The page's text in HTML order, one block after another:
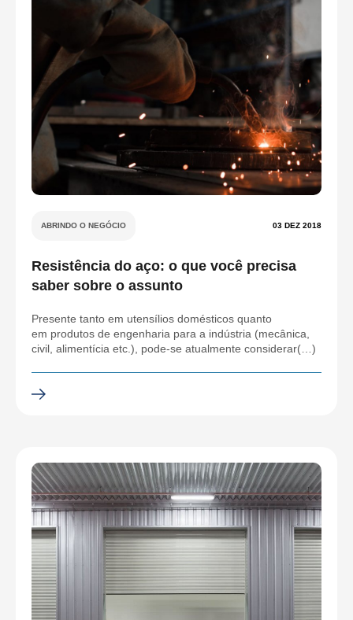
ABRINDO O NEGÓCIO 03 DEZ 2018
Resistência do aço: o que você precisa
saber sobre o assunto
Presente tanto em utensílios domésticos quanto
em produtos de engenharia para a indústria (mecânica,
civil, alimentícia etc.), pode-se atualmente considerar(…)